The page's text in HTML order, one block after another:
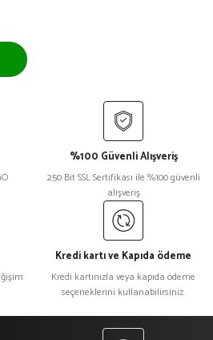
%100 Güvenli Alışveriş
250 Bit SSL Sertifikası ile %100 güvenli
alışveriş
Kredi kartı ve Kapıda ödeme
Kredi kartınızla veya kapıda ödeme
seçeneklerini kullanabilirsiniz.